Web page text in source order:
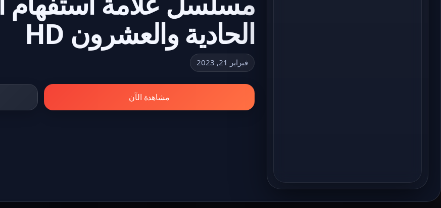
الحادية والعشرون HD
فبراير 21, 2023
مشاهدة الآن